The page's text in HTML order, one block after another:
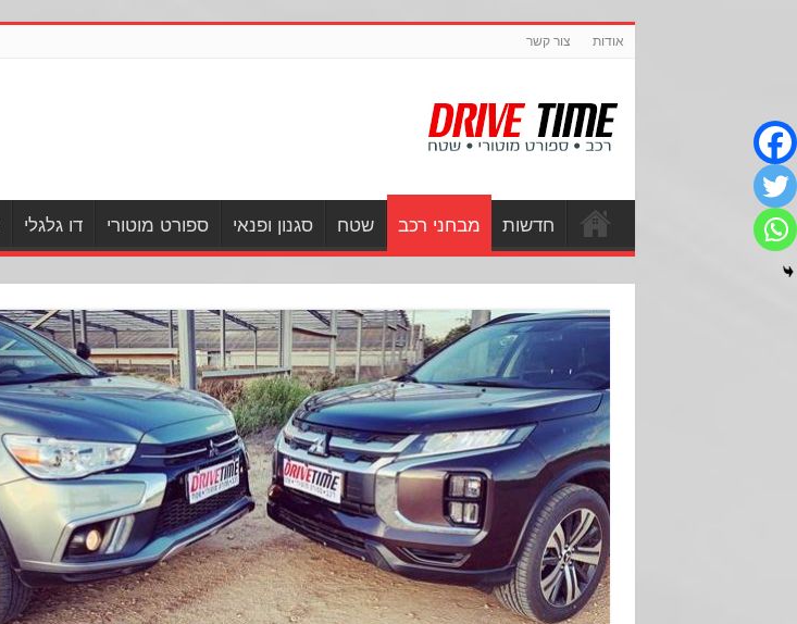
אודות צור קשר
חדשות מבחני רכב שטח סגנון ופנאי ספורט מוטורי דו גלגלי